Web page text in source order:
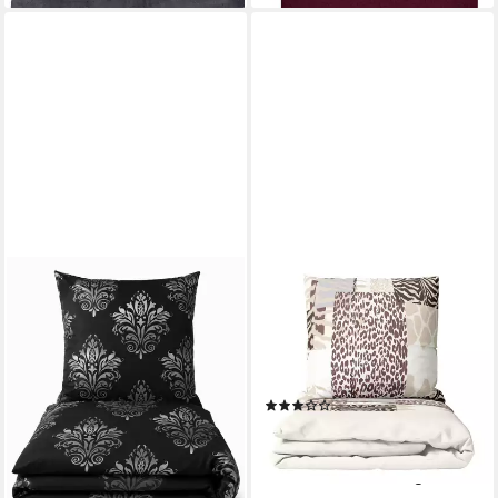
LEONADO VICENTI
Bettwäsche Feinbiber weich
und kuschelig, Biber, 4 teilig,
Winterbettwäsche,
Ornamente Schwarz
55,90 €
UVP75,50 €
-26%
lieferbar - in 2-3 Werktagen bei dir
LEONADO VICENTI
Bettwäsche 135x200 cm
flauschig warm, Fleece, 4
teilig, Tierdruck im Patchwork
Stil Leopard & Zebra
(3)
34,60 €
-34%